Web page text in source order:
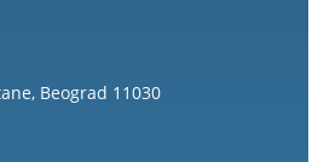
Beograd 11030